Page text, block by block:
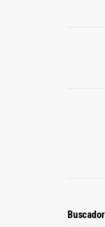
Buscador